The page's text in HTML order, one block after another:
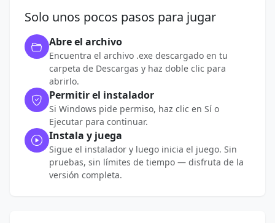
Solo unos pocos pasos para jugar
Abre el archivo
Encuentra el archivo .exe descargado en tu
carpeta de Descargas y haz doble clic para
abrirlo.
Permitir el instalador
Si Windows pide permiso, haz clic en Sí o
Ejecutar para continuar.
Instala y juega
Sigue el instalador y luego inicia el juego. Sin
pruebas, sin límites de tiempo — disfruta de la
versión completa.